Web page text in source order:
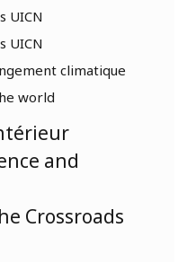
UICN
UICN
climatique
world
and
Crossroads